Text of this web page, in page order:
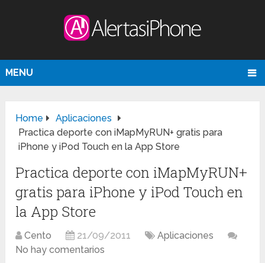
MENU
Home
Aplicaciones
Practica deporte con iMapMyRUN+ gratis para
iPhone y iPod Touch en la App Store
Practica deporte con iMapMyRUN+
gratis para iPhone y iPod Touch en
la App Store
Cento 21/09/2011
Aplicaciones
No hay comentarios